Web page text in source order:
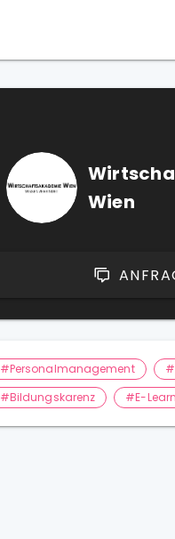
Wien
#Personalmanagement
#Bildungskarenz
#E-